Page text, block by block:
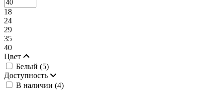
18
24
29
35
40
Цвет
Белый (5)
Доступность
В наличии (4)